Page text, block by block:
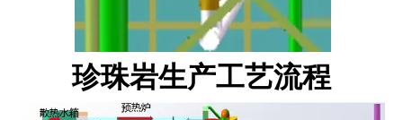
珍珠岩生产工艺流程